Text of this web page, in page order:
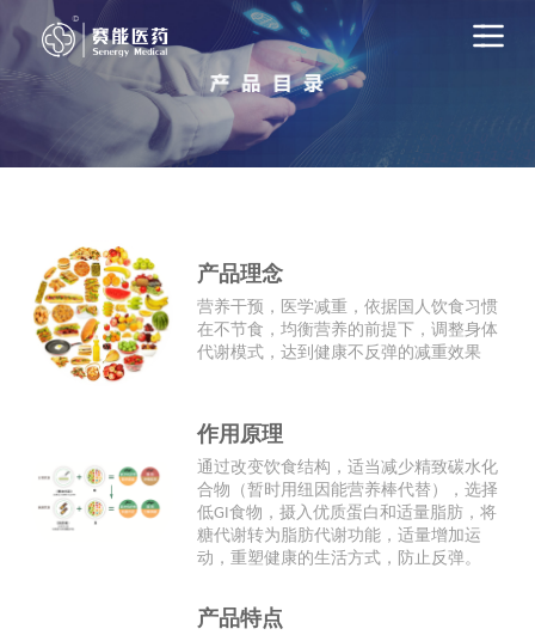
首页
工厂简介
肥胖测评
联系我们
产品理念
营养干预，医学减重，依据国人饮食习惯
在不节食，均衡营养的前提下，调整身体
代谢模式，达到健康不反弹的减重效果
作用原理
通过改变饮食结构，适当减少精致碳水化
合物（暂时用纽因能营养棒代替），选择
低GI食物，摄入优质蛋白和适量脂肪，将
糖代谢转为脂肪代谢功能，适量增加运
动，重塑健康的生活方式，防止反弹。
产品特点